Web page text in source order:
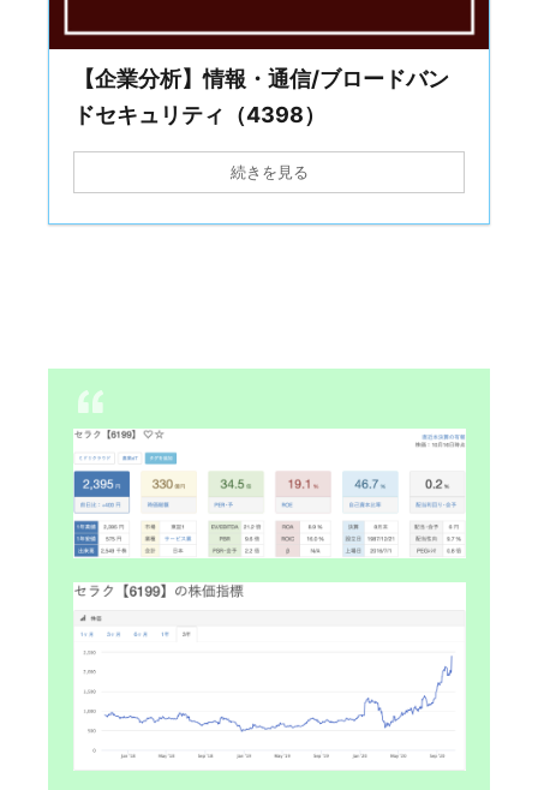
【企業分析】情報・通信/ブロードバン
ドセキュリティ（4398）
続きを見る